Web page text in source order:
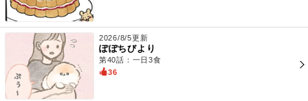
2026/8/5更新
ぽぽちびより
第40話：一日3食
36